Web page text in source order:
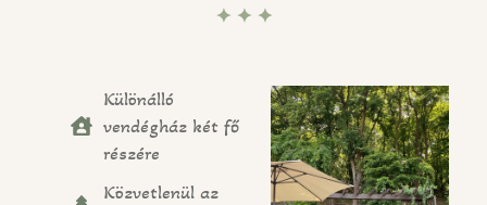
✦ ✦ ✦
Különálló
vendégház két fő
részére
Közvetlenül az